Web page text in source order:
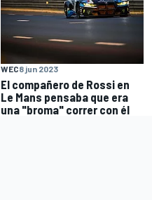
WEC8 jun 2023
El compañero de Rossi en
Le Mans pensaba que era
una "broma" correr con él